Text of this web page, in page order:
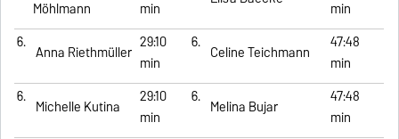
Möhlmann
min
min
6. Anna Riethmüller 29:10
min
6. Celine Teichmann
47:48
min
6. Michelle Kutina
29:10
min
6. Melina Bujar
47:48
min